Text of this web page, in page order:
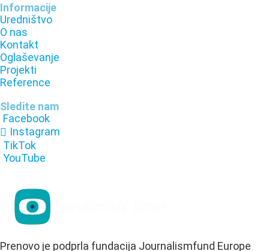
Informacije
Uredništvo
O nas
Kontakt
Oglaševanje
Projekti
Reference
Sledite nam
Facebook
Instagram
TikTok
YouTube
Prenovo je podprla fundacija Journalismfund Europe